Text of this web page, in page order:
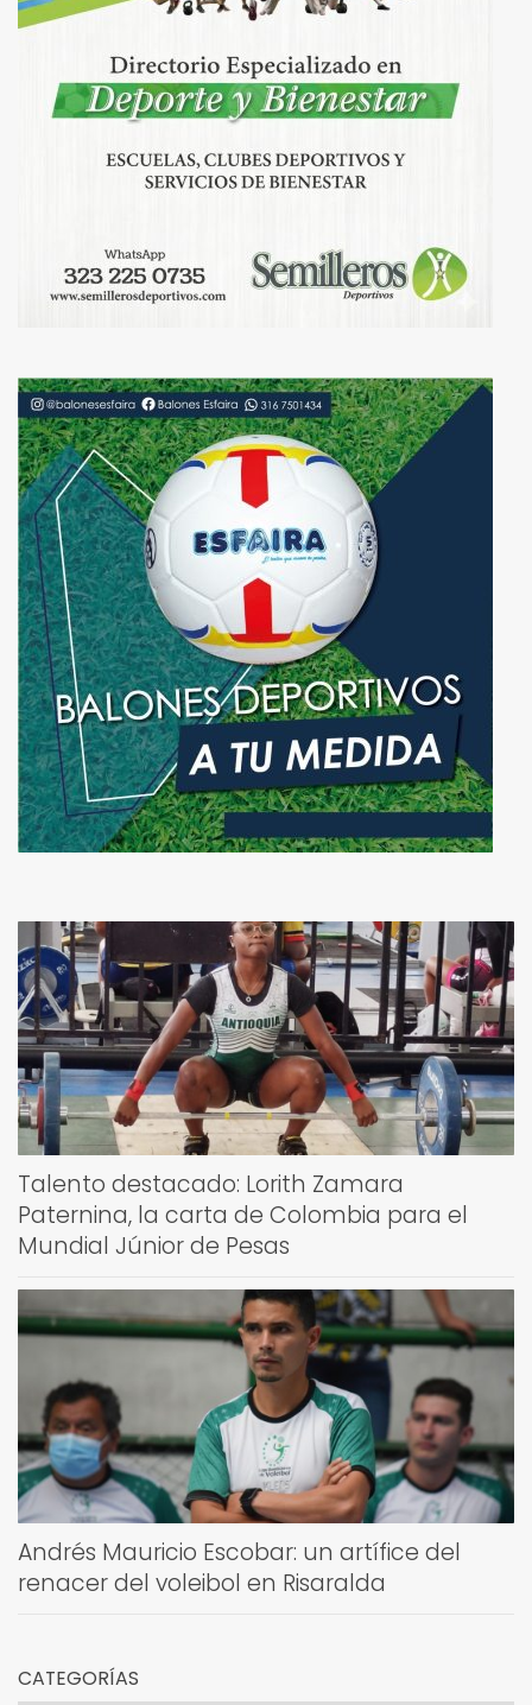
Talento destacado: Lorith Zamara
Paternina, la carta de Colombia para el
Mundial Júnior de Pesas
Andrés Mauricio Escobar: un artífice del
renacer del voleibol en Risaralda
CATEGORÍAS